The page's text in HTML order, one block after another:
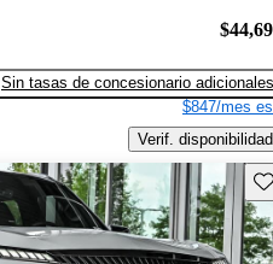
Sin tasas de concesionario adicionales
$847/mes
Verif. disponibilidad